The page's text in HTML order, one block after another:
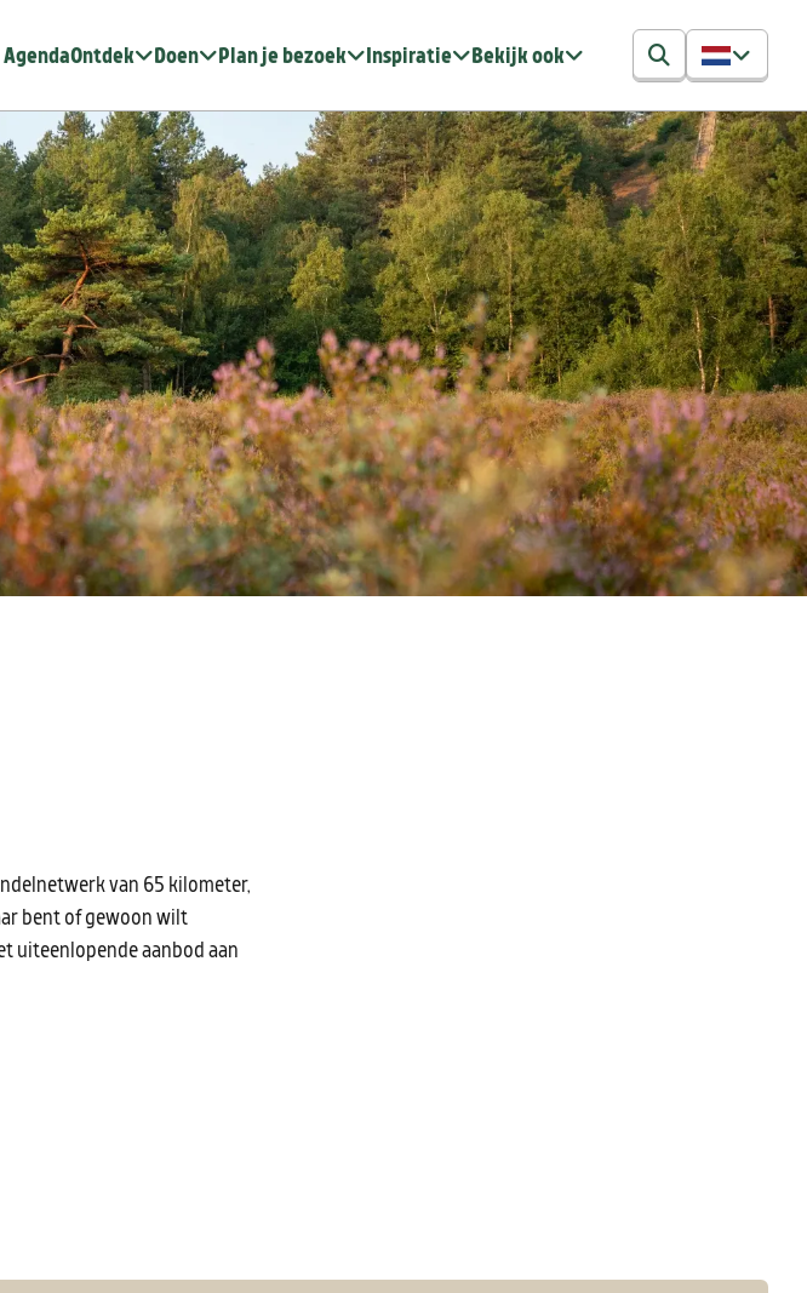
AgendaOntdek Doen Plan je bezoek Inspiratie Bekijk ook
van 65 kilometer,
bent of gewoon wilt
uiteenlopende aanbod aan